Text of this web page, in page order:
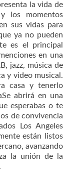
la vida de
los momentos
sus vidas para
ya no pueden
es el principal
en una
jazz, música de
y video musical.
casa y tenerlo
abrirá en una
esperabas o te
de convivencia
Los Angeles
están listos
avanzando
la unión de la